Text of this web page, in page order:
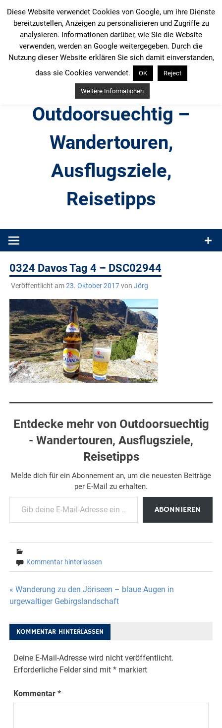
Inhalt
springen
Outdoorsuechtig –
Wandertouren,
Ausflugsziele,
Reisetipps
Produkttests und Buchrezensionen. Ein Blog für alle, die gern
0324 Davos Tag 4 – DSC02944
Veröffentlicht am23. Oktober 2017von Jörg
Entdecke mehr von Outdoorsuechtig
- Wandertouren, Ausflugsziele,
Reisetipps
Melde dich für ein Abonnement an, um die neuesten Beiträge
per E-Mail zu erhalten.
Gib deine E-Mail-Adresse ein ...
ABONNIEREN
Kommentar hinterlassen
Beitragsnavigation
« Wanderung zu den Jöriseen – blaue Augen in
urgewaltiger Gebirgslandschaft
KOMMENTAR HINTERLASSEN
Deine E-Mail-Adresse wird nicht veröffentlicht.
Erforderliche Felder sind mit* markiert
Kommentar*
Diese Website verwendet Cookies von Google, um ihre Dienste
bereitzustellen, Anzeigen zu personalisieren und Zugriffe zu
analysieren. Informationen darüber, wie Sie die Website
verwenden, werden an Google weitergegeben. Durch die
Nutzung dieser Website erklären Sie sich damit einverstanden,
dass sie Cookies verwendet.
OK Reject
Weitere Informationen